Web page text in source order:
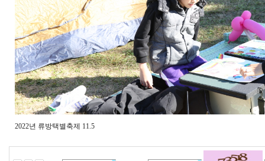
2022년 류방택별축제 11.5